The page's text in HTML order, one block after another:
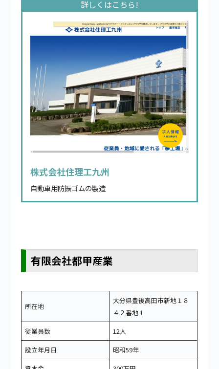
株式会社住理工九州
自動車用防振ゴムの製造
有限会社都甲産業
所在地
大分県豊後高田市新地１８
４２番地１
従業員数
12人
設立年月日
昭和59年